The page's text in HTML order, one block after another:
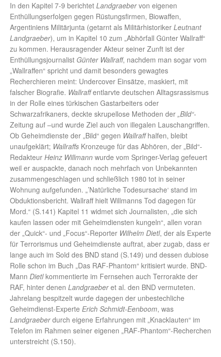
In den Kapitel 7-9 berichtet Landgraebervon eigenen
Enthüllungserfolgen gegen Rüstungsfirmen, Biowaffen,
Argentiniens Militärjunta (getarnt als Militärhistoriker Leutnant
Landgraeber), um in Kapitel 10 zum „Abhörfall Günter Wallraff“
zu kommen. Herausragender Akteur seiner Zunft ist der
Enthüllungsjournalist Günter Wallraff, nachdem man sogar vom
„Wallraffen“ spricht und damit besonders gewagtes
Recherchieren meint: Undercover Einsätze, maskiert, mit
falscher Biografie. Wallraffentlarvte deutschen Alltagsrassismus
in der Rolle eines türkischen Gastarbeiters oder
Schwarzafrikaners, deckte skrupellose Methoden der „Bild“-
Zeitung auf –und wurde Ziel auch von illegalen Lauschangriffen.
Ob Geheimdienste der „Bild“ gegen Wallraffhalfen, bleibt
unaufgeklärt; Wallraffs Kronzeuge für das Abhören, der „Bild“-
Redakteur Heinz Willmann wurde vom Springer-Verlag gefeuert
weil er auspackte, danach noch mehrfach von Unbekannten
zusammengeschlagen und schließlich 1980 tot in seiner
Wohnung aufgefunden. „’Natürliche Todesursache‘ stand im
Obduktionsbericht. Wallraff hielt Willmanns Tod dagegen für
Mord.“ (S.141) Kapitel 11 widmet sich Journalisten, „die sich
kaufen lassen oder mit Geheimdiensten kungeln“, allen voran
der „Quick“- und „Focus“-Reporter Wilhelm Dietl, der als Experte
für Terrorismus und Geheimdienste auftrat, aber zugab, dass er
lange auch im Sold des BND stand (S.149) und dessen dubiose
Rolle schon im Buch „Das RAF-Phantom“ kritisiert wurde. BND-
Mann Dietlkommentierte im Fernsehen auch Terrorakte der
RAF, hinter denen Landgraeberet al. den BND vermuteten.
Jahrelang bespitzelt wurde dagegen der unbestechliche
Geheimdienst-Experte Erich Schmidt-Eenboom, was
Landgraeberdurch eigene Erfahrungen mit „Knacklauten“ im
Telefon im Rahmen seiner eigenen „RAF-Phantom“-Recherchen
unterstreicht (S.150).